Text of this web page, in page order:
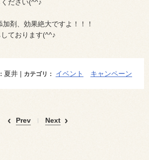
ださい(^^♪
剤、効果絶大ですよ！！！
ております(^^♪
夏井 | カテゴリ： イベント キャンペーン
Prev Next